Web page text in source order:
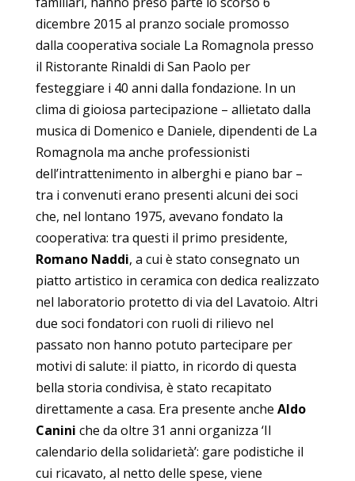
dicembre 2015 al pranzo sociale promosso
dalla cooperativa sociale La Romagnola presso
il Ristorante Rinaldi di San Paolo per
festeggiare i 40 anni dalla fondazione. In un
clima di gioiosa partecipazione – allietato dalla
musica di Domenico e Daniele, dipendenti de La
Romagnola ma anche professionisti
dell’intrattenimento in alberghi e piano bar –
tra i convenuti erano presenti alcuni dei soci
che, nel lontano 1975, avevano fondato la
cooperativa: tra questi il primo presidente,
Romano Naddi, a cui è stato consegnato un
piatto artistico in ceramica con dedica realizzato
nel laboratorio protetto di via del Lavatoio. Altri
due soci fondatori con ruoli di rilievo nel
passato non hanno potuto partecipare per
motivi di salute: il piatto, in ricordo di questa
bella storia condivisa, è stato recapitato
direttamente a casa. Era presente anche Aldo
Canini che da oltre 31 anni organizza ‘Il
calendario della solidarietà’: gare podistiche il
cui ricavato, al netto delle spese, viene